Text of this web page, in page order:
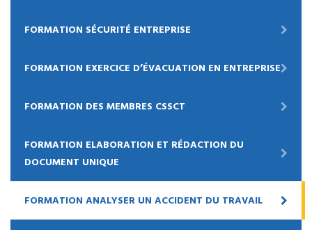
FORMATION SÉCURITÉ ENTREPRISE
FORMATION EXERCICE D’ÉVACUATION EN ENTREPRISE
FORMATION DES MEMBRES CSSCT
FORMATION ELABORATION ET RÉDACTION DU
DOCUMENT UNIQUE
FORMATION ANALYSER UN ACCIDENT DU TRAVAIL